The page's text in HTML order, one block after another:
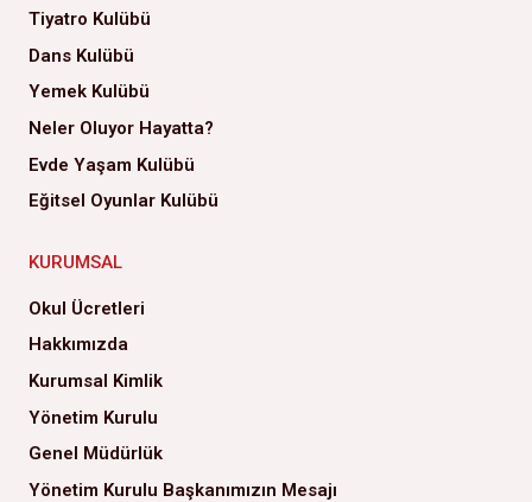
Tiyatro Kulübü
Dans Kulübü
Yemek Kulübü
Neler Oluyor Hayatta?
Evde Yaşam Kulübü
Eğitsel Oyunlar Kulübü
KURUMSAL
Okul Ücretleri
Hakkımızda
Kurumsal Kimlik
Yönetim Kurulu
Genel Müdürlük
Yönetim Kurulu Başkanımızın Mesajı